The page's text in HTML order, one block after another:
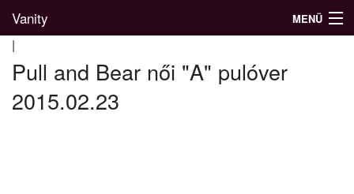
Vanity MENÜ
Divatblog
|
Pull and Bear női "A" pulóver
2015.02.23